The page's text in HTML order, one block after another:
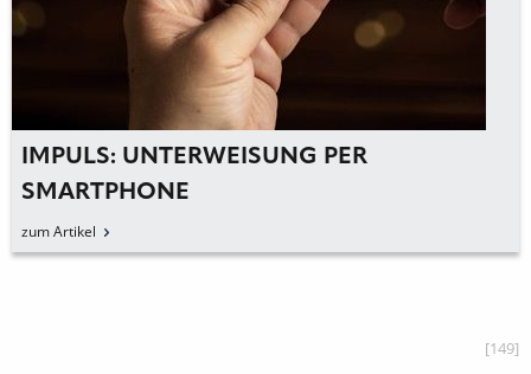
IMPULS: UNTERWEISUNG PER
SMARTPHONE
zum Artikel
[149]